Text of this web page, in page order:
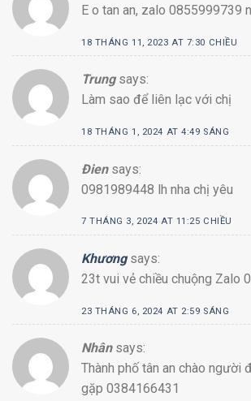
E o tan an, zalo 0855999739
18 THÁNG 11, 2023 AT 7:30 CHIỀU
Trung says:
Làm sao để liên lạc với chị
18 THÁNG 1, 2024 AT 4:49 SÁNG
Đien says:
0981989448 lh nha chị yêu
7 THÁNG 3, 2024 AT 11:25 CHIỀU
Khương says:
23t vui vẻ chiều chuộng Zalo
23 THÁNG 6, 2024 AT 2:59 SÁNG
Nhân says:
Thành phố tân an chào người
gặp 0384166431